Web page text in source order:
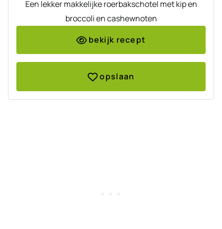
Een lekker makkelijke roerbakschotel met kip en
broccoli en cashewnoten
bekijk recept
opslaan